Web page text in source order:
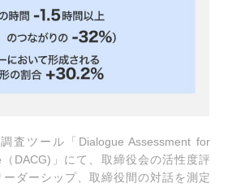
査ツール「Dialogue Assessment for
DACG)」にて、取締役会の活性度評
ダーシップ、取締役間の対話を測定